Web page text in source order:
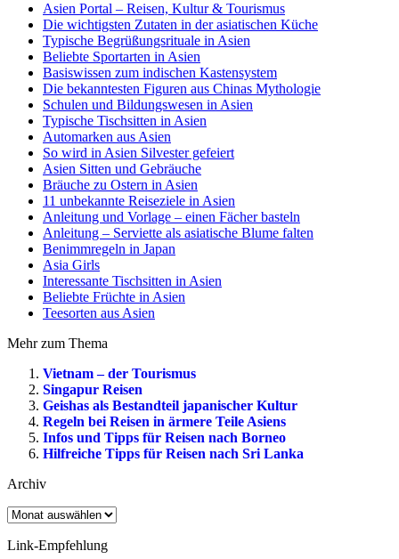
Asien Portal – Reisen, Kultur & Tourismus
Die wichtigsten Zutaten in der asiatischen Küche
Typische Begrüßungsrituale in Asien
Beliebte Sportarten in Asien
Basiswissen zum indischen Kastensystem
Die bekanntesten Figuren aus Chinas Mythologie
Schulen und Bildungswesen in Asien
Typische Tischsitten in Asien
Automarken aus Asien
So wird in Asien Silvester gefeiert
Asien Sitten und Gebräuche
Bräuche zu Ostern in Asien
11 unbekannte Reiseziele in Asien
Anleitung und Vorlage – einen Fächer basteln
Anleitung – Serviette als asiatische Blume falten
Benimmregeln in Japan
Asia Girls
Interessante Tischsitten in Asien
Beliebte Früchte in Asien
Teesorten aus Asien
Mehr zum Thema
Vietnam – der Tourismus
Singapur Reisen
Geishas als Bestandteil japanischer Kultur
Regeln bei Reisen in ärmere Teile Asiens
Infos und Tipps für Reisen nach Borneo
Hilfreiche Tipps für Reisen nach Sri Lanka
Archiv
Archiv
Link-Empfehlung